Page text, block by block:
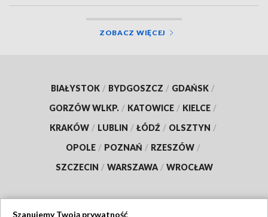
ZOBACZ WIĘCEJ
BIAŁYSTOK / BYDGOSZCZ / GDAŃSK /
GORZÓW WLKP. / KATOWICE / KIELCE /
KRAKÓW / LUBLIN / ŁÓDŹ / OLSZTYN /
OPOLE / POZNAŃ / RZESZÓW /
SZCZECIN / WARSZAWA / WROCŁAW
Szanujemy Twoją prywatność